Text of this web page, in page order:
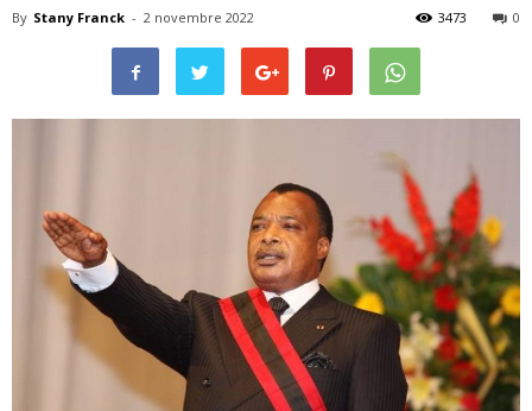
By Stany Franck - 2 novembre 2022 0
3473